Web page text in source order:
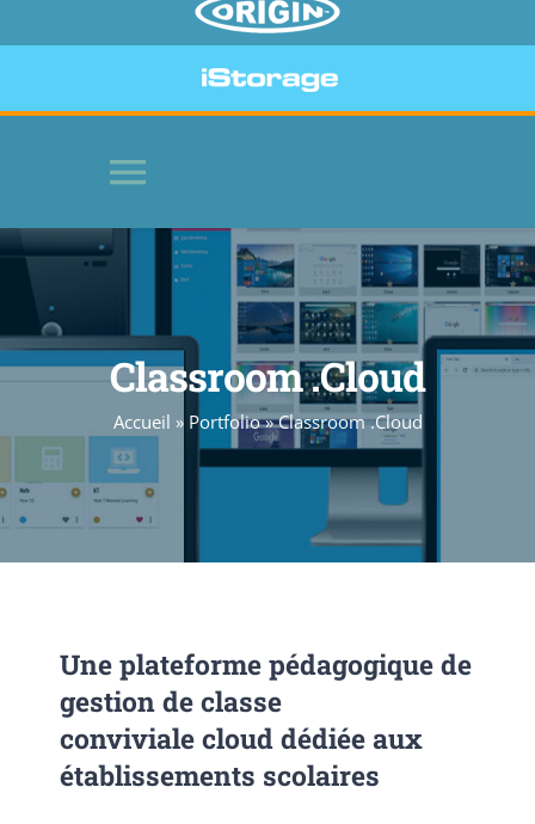
Toggle
Navigation
HOME
LOGICIELS
PÉRIPHÉRIQUES SÉCURISÉS
SITE WEB
NEWS
CONTACT
Classroom .Cloud
Accueil » Portfolio»Classroom .Cloud
Une plateforme pédagogique de
gestion de classe
conviviale cloud dédiée aux
établissements scolaires